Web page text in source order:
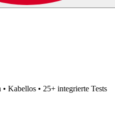
Kabellos • 25+ integrierte Tests